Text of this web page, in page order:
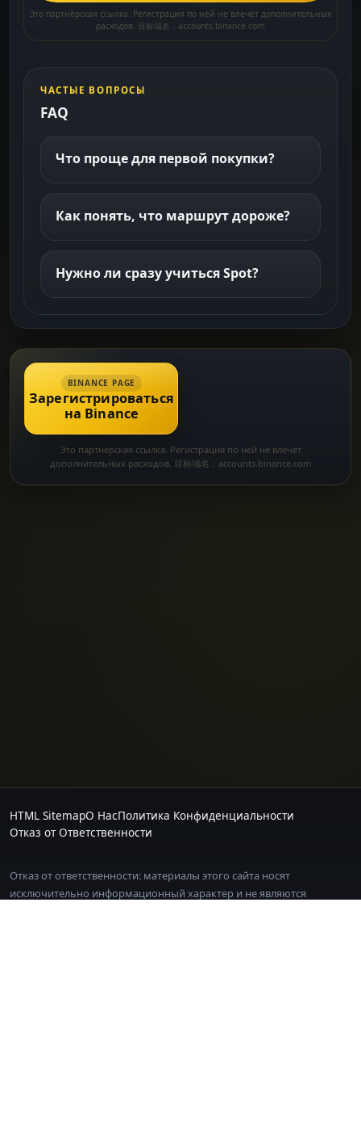
Это партнёрская ссылка. Регистрация по ней не влечёт дополнительных
расходов. 目标域名：accounts.binance.com
ЧАСТЫЕ ВОПРОСЫ
FAQ
Что проще для первой покупки?
Как понять, что маршрут дороже?
Нужно ли сразу учиться Spot?
BINANCE PAGE
Зарегистрироваться
на Binance
Это партнёрская ссылка. Регистрация по ней не влечёт
дополнительных расходов. 目标域名：accounts.binance.com
HTML SitemapО НасПолитика Конфиденциальности
Отказ от Ответственности
Отказ от ответственности: материалы этого сайта носят
исключительно информационный характер и не являются